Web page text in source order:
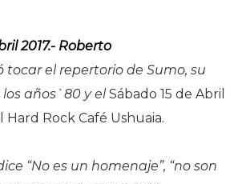
2017.- Roberto
tocar el repertorio de Sumo, su
años`80 y el Sábado 15 de Abril
Hard Rock Café Ushuaia.
“No es un homenaje”, “no son